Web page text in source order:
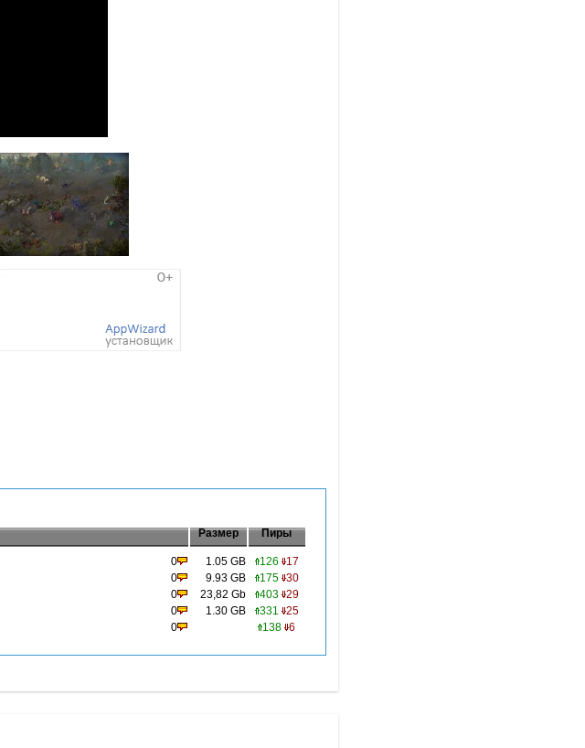
Размер Пиры
0 1.05 GB 126
17
0 9.93 GB 175 30
0 23,82 Gb 403 29
0 1.30 GB 331
25
0 138 6